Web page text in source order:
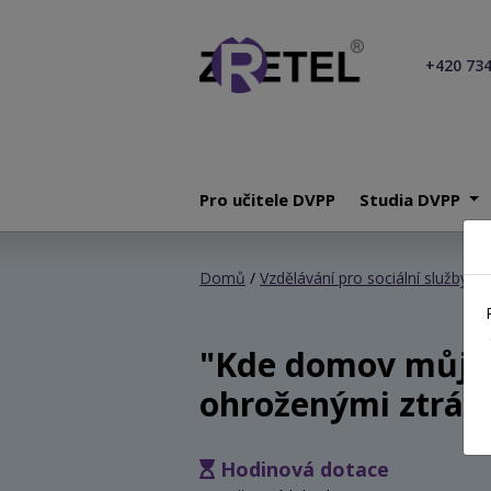
+420
Pro učitele DVPP Studia DVPP
Domů / Vzdělávání pro sociální služby/
"Kde domov
ohroženými
Hodinová dotace